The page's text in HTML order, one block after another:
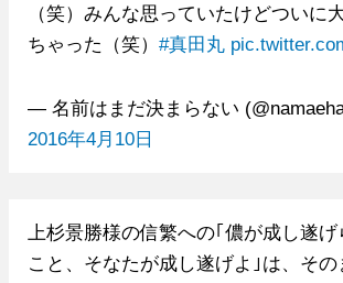
（笑）みんな思っていたけどついに
ちゃった（笑） #真田丸
— 名前はまだ決まらない
2016年4月10日
上杉景勝様の信繁への｢儂が成し遂
こと、そなたが成し遂げよ｣は、そ